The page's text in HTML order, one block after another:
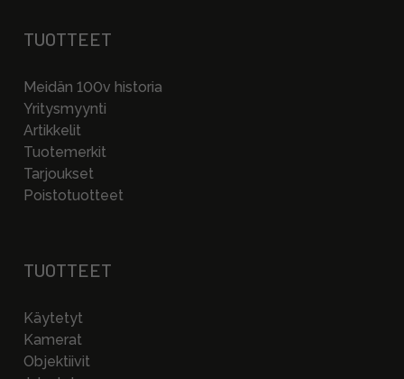
TUOTTEET
Meidän 100v historia
Yritysmyynti
Artikkelit
Tuotemerkit
Tarjoukset
Poistotuotteet
TUOTTEET
Käytetyt
Kamerat
Objektiivit